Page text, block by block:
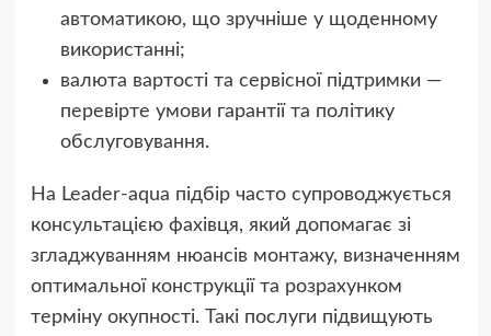
автоматикою, що зручніше у щоденному
використанні;
валюта вартості та сервісної підтримки —
перевірте умови гарантії та політику
обслуговування.
На Leader-aqua підбір часто супроводжується
консультацією фахівця, який допомагає зі
згладжуванням нюансів монтажу, визначенням
оптимальної конструкції та розрахунком
терміну окупності. Такі послуги підвищують